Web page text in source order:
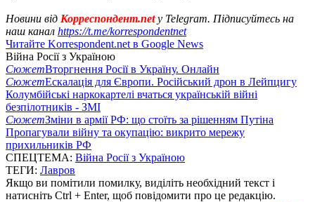
Новини від Корреспондент.netу Telegram. Підписуйтесь на
наш канал https://t.me/korrespondentnet
Читайте Korrespondent.net в Google News
Війна Росії з Україною
СюжетВторгнення Росії в Україну. Онлайн
СюжетЕскалація для Європи. Російський дрон в Лейпцигу
Колумбійські наркокартелі вчаться українській війні
безпілотників - ЗМІ
СюжетЗміни в армії РФ: що стоїть за рішенням Путіна
Пропагували війну та окупацію: викрито мережу
прихильників РФ
СПЕЦТЕМА: Війна Росії з Україною
ТЕГИ: Лавров
Якщо ви помітили помилку, виділіть необхідний текст і
натисніть Ctrl + Enter, щоб повідомити про це редакцію.